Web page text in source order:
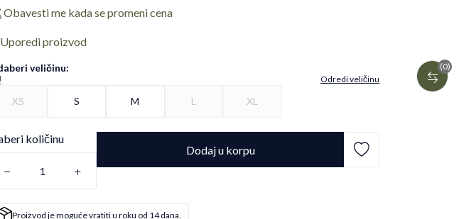
(0)
Obavesti me kada se promeni cena
Uporedi proizvod
veličinu:
Odredi veličinu
XS S M L XL
količinu
Dodaj u korpu
Proizvod je moguće vratiti u roku od 14 dana.